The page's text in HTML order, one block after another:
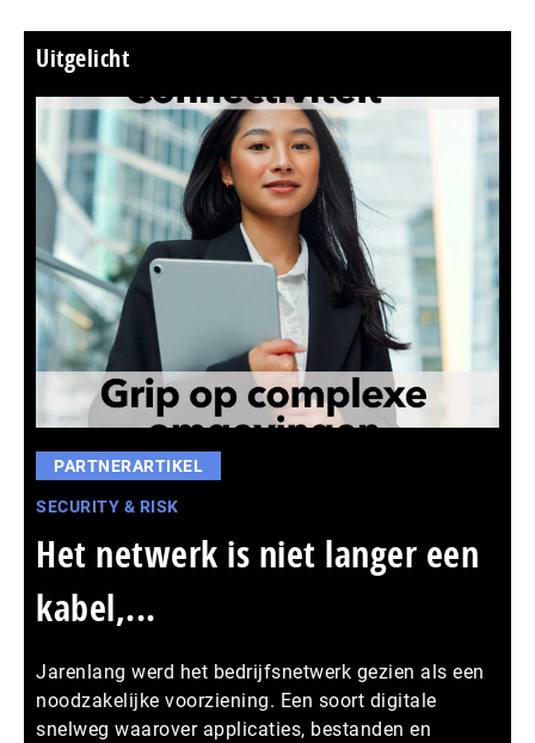
Uitgelicht
PARTNERARTIKEL
SECURITY & RISK
Het netwerk is niet langer een
kabel,...
Jarenlang werd het bedrijfsnetwerk gezien als een
noodzakelijke voorziening. Een soort digitale
snelweg waarover applicaties, bestanden en